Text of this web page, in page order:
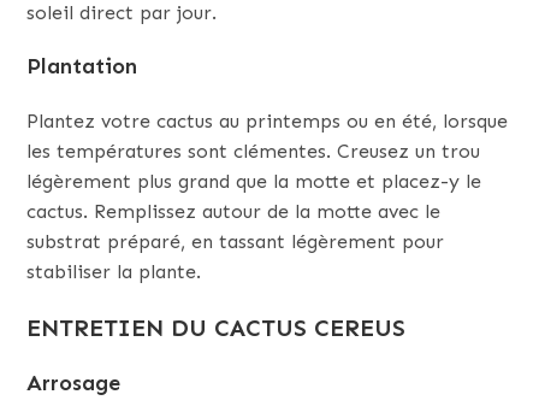
soleil direct par jour.
Plantation
Plantez votre cactus au printemps ou en été, lorsque
les températures sont clémentes. Creusez un trou
légèrement plus grand que la motte et placez-y le
cactus. Remplissez autour de la motte avec le
substrat préparé, en tassant légèrement pour
stabiliser la plante.
ENTRETIEN DU CACTUS CEREUS
Arrosage